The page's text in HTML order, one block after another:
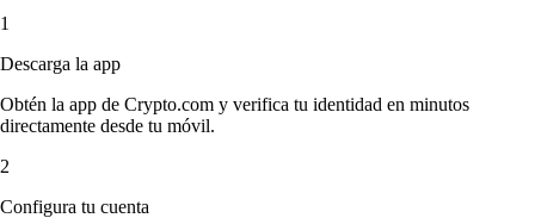
1
Descarga la app
Obtén la app de Crypto.com y verifica tu identidad en minutos
directamente desde tu móvil.
2
Configura tu cuenta